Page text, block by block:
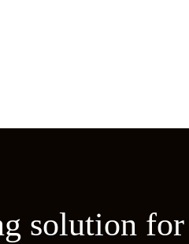
solution